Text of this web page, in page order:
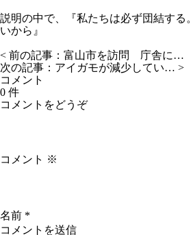
説明の中で、『私たちは必ず団結す
いから』
< 前の記事： 富山市を訪問 庁舎に…
次の記事： アイガモが減少してい… >
コメント
0 件
コメントをどうぞ
コメント ※
名前 *